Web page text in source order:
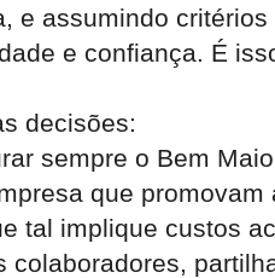
assumindo
e confiança. É
decisões:
sempre o Bem
que
tal implique custos